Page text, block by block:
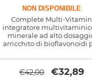
NON DISPONIBILE
Complete Multi-Vitamin
integratore
minerale ad alto
arricchito di bioflavonoidi
antiossidante
€42,00 €32,89